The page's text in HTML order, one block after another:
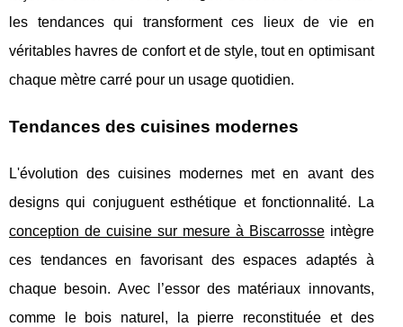
les tendances qui transforment ces lieux de vie en
véritables havres de confort et de style, tout en optimisant
chaque mètre carré pour un usage quotidien.
Tendances des cuisines modernes
L'évolution des cuisines modernes met en avant des
designs qui conjuguent esthétique et fonctionnalité. La
conception de cuisine sur mesure à Biscarrosseintègre
ces tendances en favorisant des espaces adaptés à
chaque besoin. Avec l’essor des matériaux innovants,
comme le bois naturel, la pierre reconstituée et des